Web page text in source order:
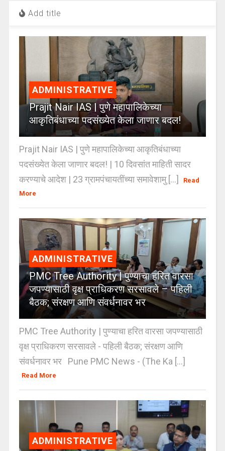
Add title
ADMINISTRATIVE
Prajit Nair IAS | पुणे महापालिकेच्या
आकृतिबंधाच्या पदसंख्येत केला जाणार बदल!
Prajit Nair IAS | पुणे महापालिकेच्या आकृतिबंधाच्या
पदसंख्येत केला जाणार बदल! | 10 दिवसांत माहिती सादर
करण्याचे आदेश | 23 ग्रामपंचायतींच्या समावेशामु [...]
Read
More
ADMINISTRATIVE
PMC Tree Authority | पुण्याचा हरित वारसा
जपण्यासाठी वृक्ष प्राधिकरण सरसावले – पहिली
बैठक; संरक्षण आणि संवर्धनावर भर
PMC Tree Authority | पुण्याचा हरित वारसा जपण्यासाठी
वृक्ष प्राधिकरण सरसावले - पहिली बैठक; संरक्षण आणि
संवर्धनावर भर Pune PMC News - (The Ka [...]
Read More
ADMINISTRATIVE